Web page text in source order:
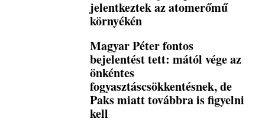
jelentkeztek az atomerőmű
környékén
Magyar Péter fontos
bejelentést tett: mától vége az
önkéntes
fogyasztáscsökkentésnek, de
Paks miatt továbbra is figyelni
kell